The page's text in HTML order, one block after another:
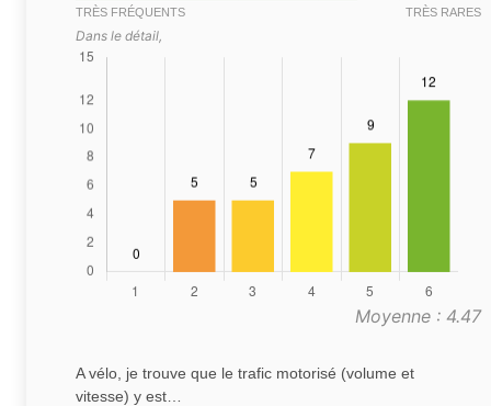
TRÈS FRÉQUENTS TRÈS RARES
Dans le détail,
Moyenne : 4.47
A vélo, je trouve que le trafic motorisé (volume et
vitesse) y est…